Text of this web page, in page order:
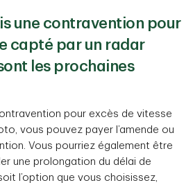
une contravention pour
capté par un radar
les prochaines
pour excès de vitesse
vous pouvez payer l’amende ou
Vous pourriez également être
une prolongation du délai de
l’option que vous choisissez,